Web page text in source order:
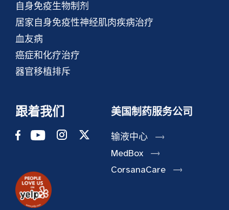
自身免疫生物制剂
居家自身免疫性神经肌肉疾病治疗
血友病
癌症和化疗治疗
器官移植排斥
跟着我们 美国制药服务公司
输液中心
MedBox
CorsanaCare